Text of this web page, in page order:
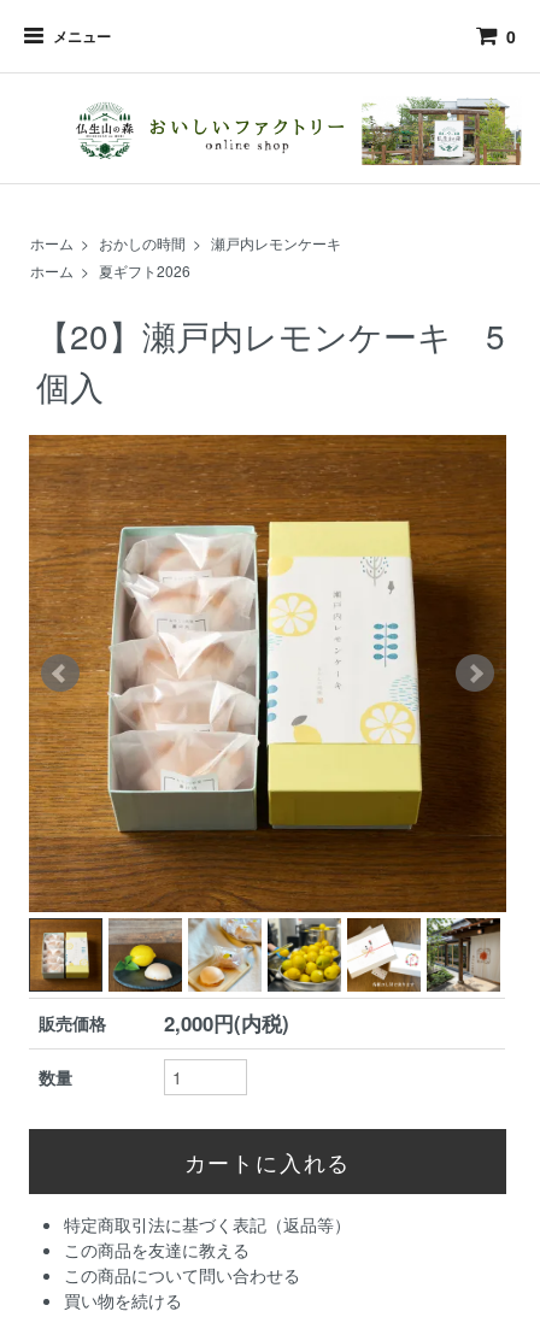
メニュー 0
ホーム > おかしの時間 > 瀬戸内レモンケーキ
ホーム > 夏ギフト2026
【20】瀬戸内レモンケーキ 5
個入
販売価格 2,000円(内税)
数量
特定商取引法に基づく表記（返品等）
この商品を友達に教える
この商品について問い合わせる
買い物を続ける